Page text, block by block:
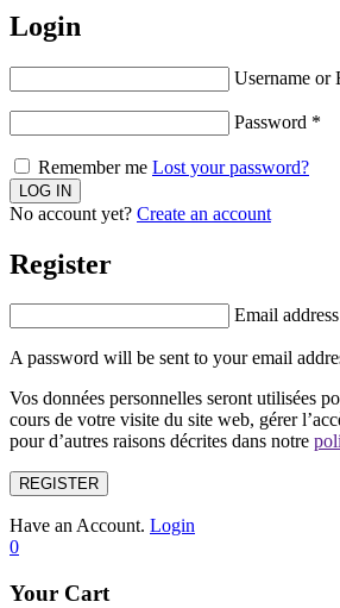
Login
Username or
Password *
Remember me Lost your password?
No account yet? Create an account
Register
Email address
A password will be sent to your email
Vos données personnelles seront utilisées
cours de votre visite du site web, gérer
pour d’autres raisons décrites dans notre
REGISTER
Have an Account. Login
0
Your Cart